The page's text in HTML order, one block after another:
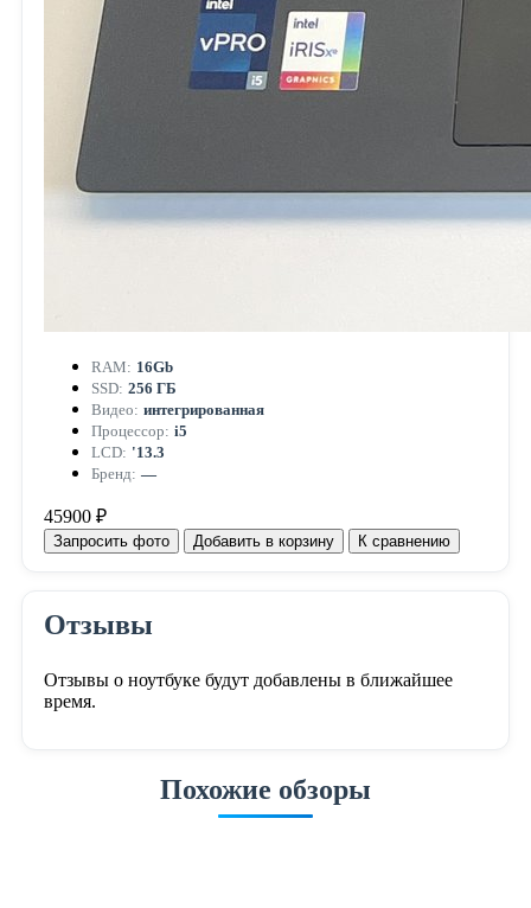
RAM: 16Gb
SSD: 256 ГБ
Видео: интегрированная
Процессор: i5
LCD: '13.3
Бренд: —
45900 ₽
Запросить фото Добавить в корзину К сравнению
Отзывы
Отзывы о ноутбуке будут добавлены в ближайшее
время.
Похожие обзоры